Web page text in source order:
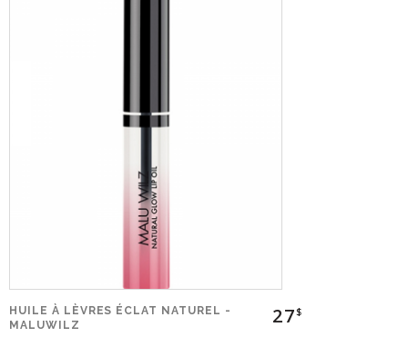
HUILE À LÈVRES ÉCLAT NATUREL -
MALUWILZ
27$